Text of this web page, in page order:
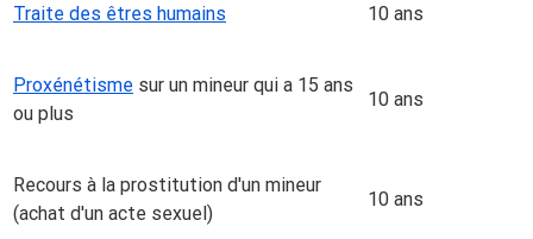
Traite des êtres humains 10 ans
Proxénétisme sur un mineur qui a 15 ans
ou plus
10 ans
Recours à la prostitution d'un mineur
(achat d'un acte sexuel)
10 ans